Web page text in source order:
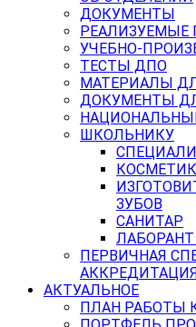
ДОКУМЕНТЫ
УЧЕБНО-
ТЕСТЫ ДПО
МАТЕРИАЛЫ
ДОКУМЕНТЫ
ШКОЛЬНИКУ
КОСМЕТИК
ЗУБОВ
САНИТАР
ПЕРВИЧНАЯ
АКТУАЛЬНОЕ
ПЛАН РАБОТЫ